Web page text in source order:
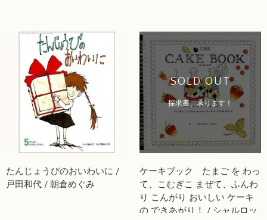
たんじょうびのおいわいに /
戸田和代 / 朝倉めぐみ
SOLD OUT
探求書、承ります！
ケーキブック たまご を わっ
て、こむぎこ まぜて、ふんわ
り こんがり おいしい ケーキ
の できあがり！ / シャルロッ